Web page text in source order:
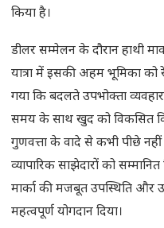
किया है।
डीलर सम्मेलन के दौरान हाथी
यात्रा में इसकी अहम भूमिका को
गया कि बदलते उपभोक्ता
समय के साथ खुद को विकसित
गुणवत्ता के वादे से कभी पीछे
व्यापारिक साझेदारों को सम्मानित
मार्का की मजबूत उपस्थिति और
महत्वपूर्ण योगदान दिया।